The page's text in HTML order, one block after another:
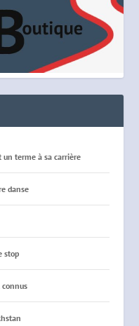
terme à sa carrière
danse
stop
connus